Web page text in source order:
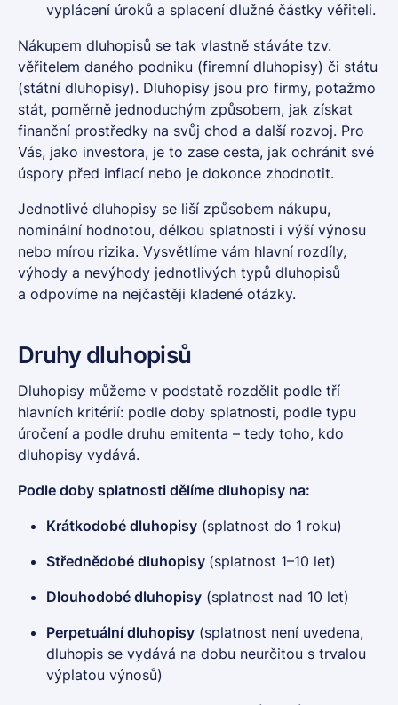
vyplácení úroků a splacení dlužné částky věřiteli.
Nákupem dluhopisů se tak vlastně stáváte tzv.
věřitelem daného podniku (firemní dluhopisy) či státu
(státní dluhopisy). Dluhopisy jsou pro firmy, potažmo
stát, poměrně jednoduchým způsobem, jak získat
finanční prostředky na svůj chod a další rozvoj. Pro
Vás, jako investora, je to zase cesta, jak ochránit své
úspory před inflací nebo je dokonce zhodnotit.
Jednotlivé dluhopisy se liší způsobem nákupu,
nominální hodnotou, délkou splatnosti i výší výnosu
nebo mírou rizika. Vysvětlíme vám hlavní rozdíly,
výhody a nevýhody jednotlivých typů dluhopisů
a odpovíme na nejčastěji kladené otázky.
Druhy dluhopisů
Dluhopisy můžeme v podstatě rozdělit podle tří
hlavních kritérií: podle doby splatnosti, podle typu
úročení a podle druhu emitenta – tedy toho, kdo
dluhopisy vydává.
Podle doby splatnosti dělíme dluhopisy na:
Krátkodobé dluhopisy (splatnost do 1 roku)
Střednědobé dluhopisy (splatnost 1–10 let)
Dlouhodobé dluhopisy (splatnost nad 10 let)
Perpetuálnídluhopisy (splatnost není uvedena,
dluhopis se vydává na dobu neurčitou s trvalou
výplatou výnosů)